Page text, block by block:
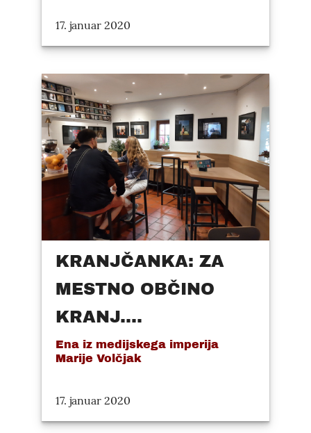
17. januar 2020
KRANJČANKA: ZA
MESTNO OBČINO
KRANJ....
Ena iz medijskega imperija
Marije Volčjak
17. januar 2020